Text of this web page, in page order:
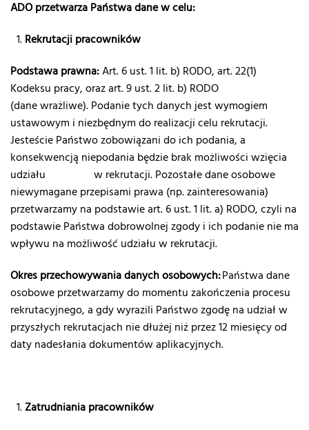
ADO przetwarza Państwa dane w celu:
Rekrutacji pracowników
Podstawa prawna:Art. 6 ust. 1 lit. b) RODO, art. 22(1)
Kodeksu pracy, oraz art. 9 ust. 2 lit. b) RODO
(dane wrażliwe). Podanie tych danych jest wymogiem
ustawowym i niezbędnym do realizacji celu rekrutacji.
Jesteście Państwo zobowiązani do ich podania, a
konsekwencją niepodania będzie brak możliwości wzięcia
udziału w rekrutacji. Pozostałe dane osobowe
niewymagane przepisami prawa (np. zainteresowania)
przetwarzamy na podstawie art. 6 ust. 1 lit. a) RODO, czyli na
podstawie Państwa dobrowolnej zgody i ich podanie nie ma
wpływu na możliwość udziału w rekrutacji.
Okres przechowywania danych osobowych:Państwa dane
osobowe przetwarzamy do momentu zakończenia procesu
rekrutacyjnego, a gdy wyrazili Państwo zgodę na udział w
przyszłych rekrutacjach nie dłużej niż przez 12 miesięcy od
daty nadesłania dokumentów aplikacyjnych.
Zatrudniania pracowników